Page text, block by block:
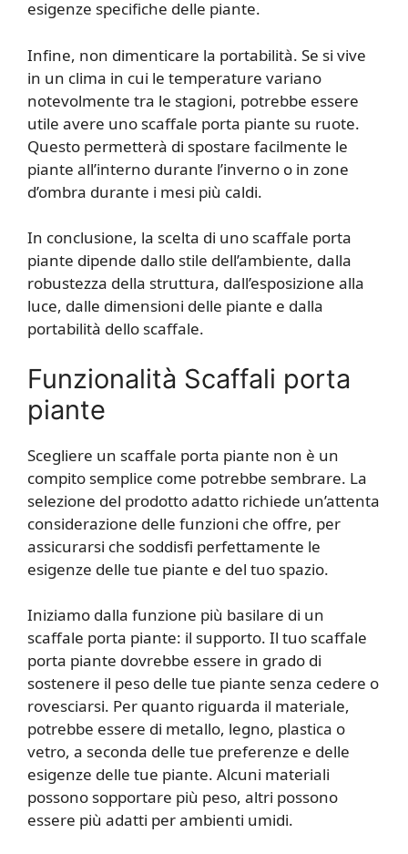
esigenze specifiche delle piante.
Infine, non dimenticare la portabilità. Se si vive
in un clima in cui le temperature variano
notevolmente tra le stagioni, potrebbe essere
utile avere uno scaffale porta piante su ruote.
Questo permetterà di spostare facilmente le
piante all’interno durante l’inverno o in zone
d’ombra durante i mesi più caldi.
In conclusione, la scelta di uno scaffale porta
piante dipende dallo stile dell’ambiente, dalla
robustezza della struttura, dall’esposizione alla
luce, dalle dimensioni delle piante e dalla
portabilità dello scaffale.
Funzionalità Scaffali porta
piante
Scegliere un scaffale porta piante non è un
compito semplice come potrebbe sembrare. La
selezione del prodotto adatto richiede un’attenta
considerazione delle funzioni che offre, per
assicurarsi che soddisfi perfettamente le
esigenze delle tue piante e del tuo spazio.
Iniziamo dalla funzione più basilare di un
scaffale porta piante: il supporto. Il tuo scaffale
porta piante dovrebbe essere in grado di
sostenere il peso delle tue piante senza cedere o
rovesciarsi. Per quanto riguarda il materiale,
potrebbe essere di metallo, legno, plastica o
vetro, a seconda delle tue preferenze e delle
esigenze delle tue piante. Alcuni materiali
possono sopportare più peso, altri possono
essere più adatti per ambienti umidi.